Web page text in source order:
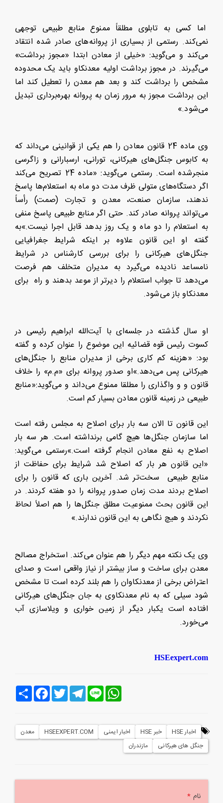
اما کسی به تابلوی مطلقاً ممنوع منابع طبیعی توجهی
نمی‌کند. رستمی از بسیاری از پروانه‌های صادر شده انتقاد
می‌کند و می‌گوید: «خیلی از معادن ابتدا «مجوز برداشت»
می‌گیرند. در مجوز برداشت اولیه معدنکاو باید یک محدوده
مشخص را برداشت کند و بعد هم معدن را تعطیل کند اما
این برداشت مجوز به مرور زمان به پروانه بهره‌برداری تبدیل
می‌شود.»
وی ماده 24 قانون معادن را هم یکی از قوانینی می‌داند که
به کابوس جنگل‌های هیرکانی، تورانی، ارسبارانی و زاگرسی
منجرشده است. رستمی می‌گوید: «ماده 24 تصریح می‌کند
اگر دستگاه‌های متولی ظرف مدت دو ماه به استعلام‌ها پاسخ
ندهند، سازمان صنعت، معدن و تجارت (صمت) رأساً
می‌تواند پروانه صادر کند. حتی اگر منابع طبیعی پاسخ منفی
به استعلام را دو ماه و یک روز بدهد قابل اجرا نیست.»به
گفته او این قانون علاوه بر اینکه شرایط جغرافیایی
جنگل‌های هیرکانی را برای بررسی کارشناس در شرایط
نامساعد نادیده می‌گیرد به مدیران متخلف هم فرصت
می‌دهد تا جواب استعلام را دیرتر از موعد بدهند و راه برای
معدنکاو باز می‌شود.
او سال گذشته در جلسه‌ای با آیت‌الله ابراهیم رئیسی در
کسوت رئیس قوه قضائیه این موضوع را عنوان کرده و گفته
بود: «هزینه کم کاری برخی از مدیران منابع را جنگل‌های
هیرکانی پس می‌دهد.»او صدور پروانه برای «م.م» را خلاف
قانون و و واگذاری را مطلقا ممنوع می‌داند و می‌گوید:«منابع
طبیعی در زمینه قانون معادن بسیار کم است.
این قانون تا الان سه بار برای اصلاح به مجلس رفته است
اما سازمان جنگل‌ها هیچ گامی برنداشته است. هر سه بار
اصلاح به نفع معادن انجام گرفته است.»رستمی می‌گوید:
«این قانون هر بار که اصلاح شد شرایط برای حفاظت از
منابع طبیعی سخت‌تر شد. آخرین باری که قانون را برای
اصلاح بردند مدت زمان صدور پروانه را دو هفته کردند. در
این قانون بحث ممنوعیت مطلق جنگل‌ها را هم اصلاً لحاظ
نکردند و هیچ نگاهی به این قانون ندارند.»
وی یک نکته مهم دیگر را هم عنوان می‌کند. استخراج مصالح
معدن برای ساخت و ساز بیشتر از نیاز واقعی است و صدای
اعتراض برخی از معدنکاوان را هم بلند کرده است تا مشخص
شود سیلی که به نام معدنکاوی به جان جنگل‌های هیرکانی
افتاده است یکبار دیگر از زمین خواری و ویلاسازی آب
می‌خورد.
HSEexpert.com
اشتراک
FacebookTwitter
Telegram Line
WhatsApp
اخبار HSE خبر HSE اخبار ایمنی HSEEXPERT.COM
معدن
جنگل های هیرکانی
مازندران
نام*